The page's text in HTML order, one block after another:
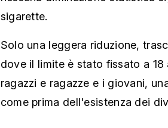
sigarette.
Solo una leggera riduzione,
dove il limite è stato fissato a
ragazzi e ragazze e i giovani,
come prima dell'esistenza dei